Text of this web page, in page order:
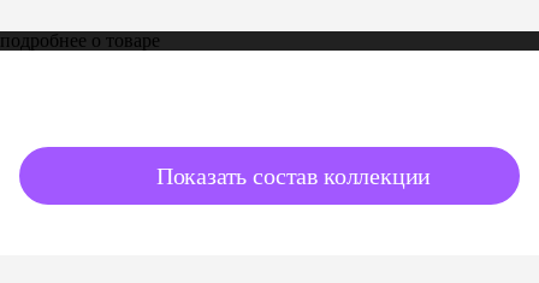
подробнее о товаре
Показать состав коллекции